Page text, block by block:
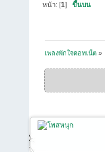
หน้า: [1]ขึ้นบน
เพลงพักใจดอทเน็ต »